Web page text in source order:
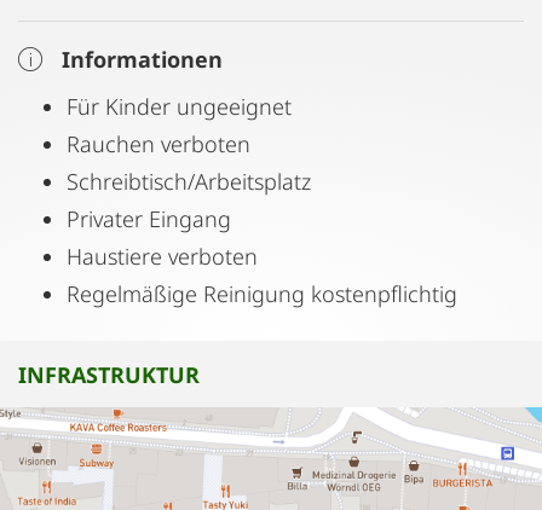
Informationen
Für Kinder ungeeignet
Rauchen verboten
Schreibtisch/Arbeitsplatz
Privater Eingang
Haustiere verboten
Regelmäßige Reinigung kostenpflichtig
INFRASTRUKTUR